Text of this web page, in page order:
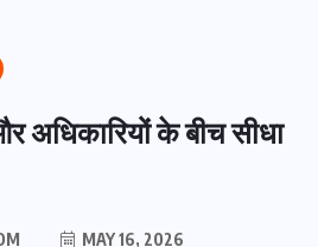
अधिकारियों के बीच सीधा
MAY 16, 2026